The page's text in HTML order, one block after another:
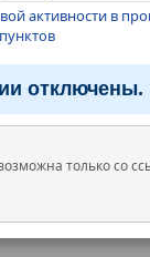
активности в
отключены.
только со